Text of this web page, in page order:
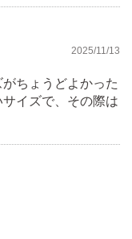
2025/11/13
ちょうどよかった
イズで、その際は